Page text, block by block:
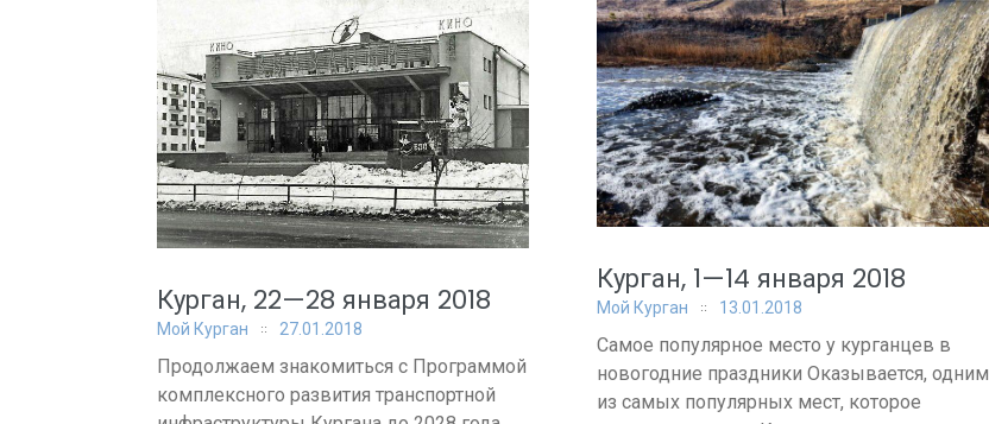
Курган, 22—28 января 2018
Мой Курган 27.01.2018
Продолжаем знакомиться с Программой
комплексного развития транспортной
Курган, 1—14 января 2018
Мой Курган 13.01.2018
Самое популярное место у курганцев в
новогодние праздники Оказывается, одним
из самых популярных мест, которое